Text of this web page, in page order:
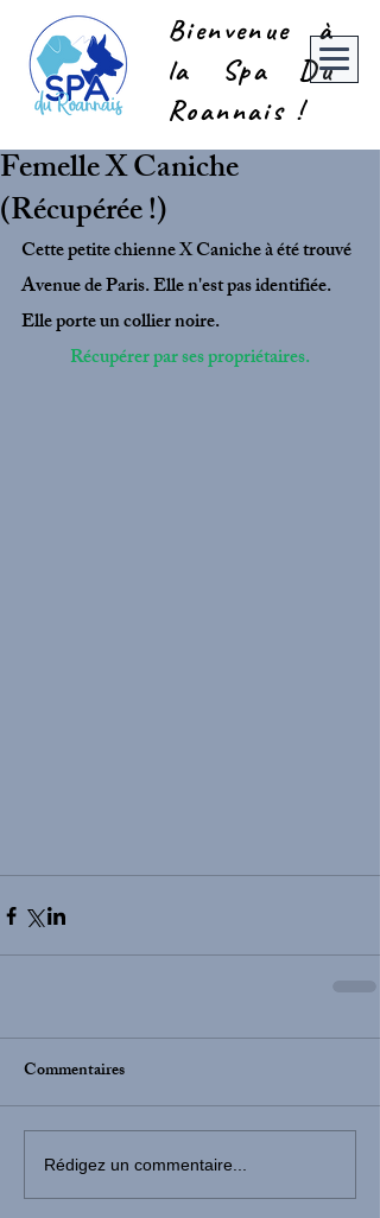
Bienvenue à
la Spa Du
Roannais !
Femelle X Caniche
(Récupérée !)
Cette petite chienne X Caniche à été trouvé
Avenue de Paris. Elle n'est pas identifiée.
Elle porte un collier noire.
Récupérer par ses propriétaires.
Commentaires
Rédigez un commentaire...